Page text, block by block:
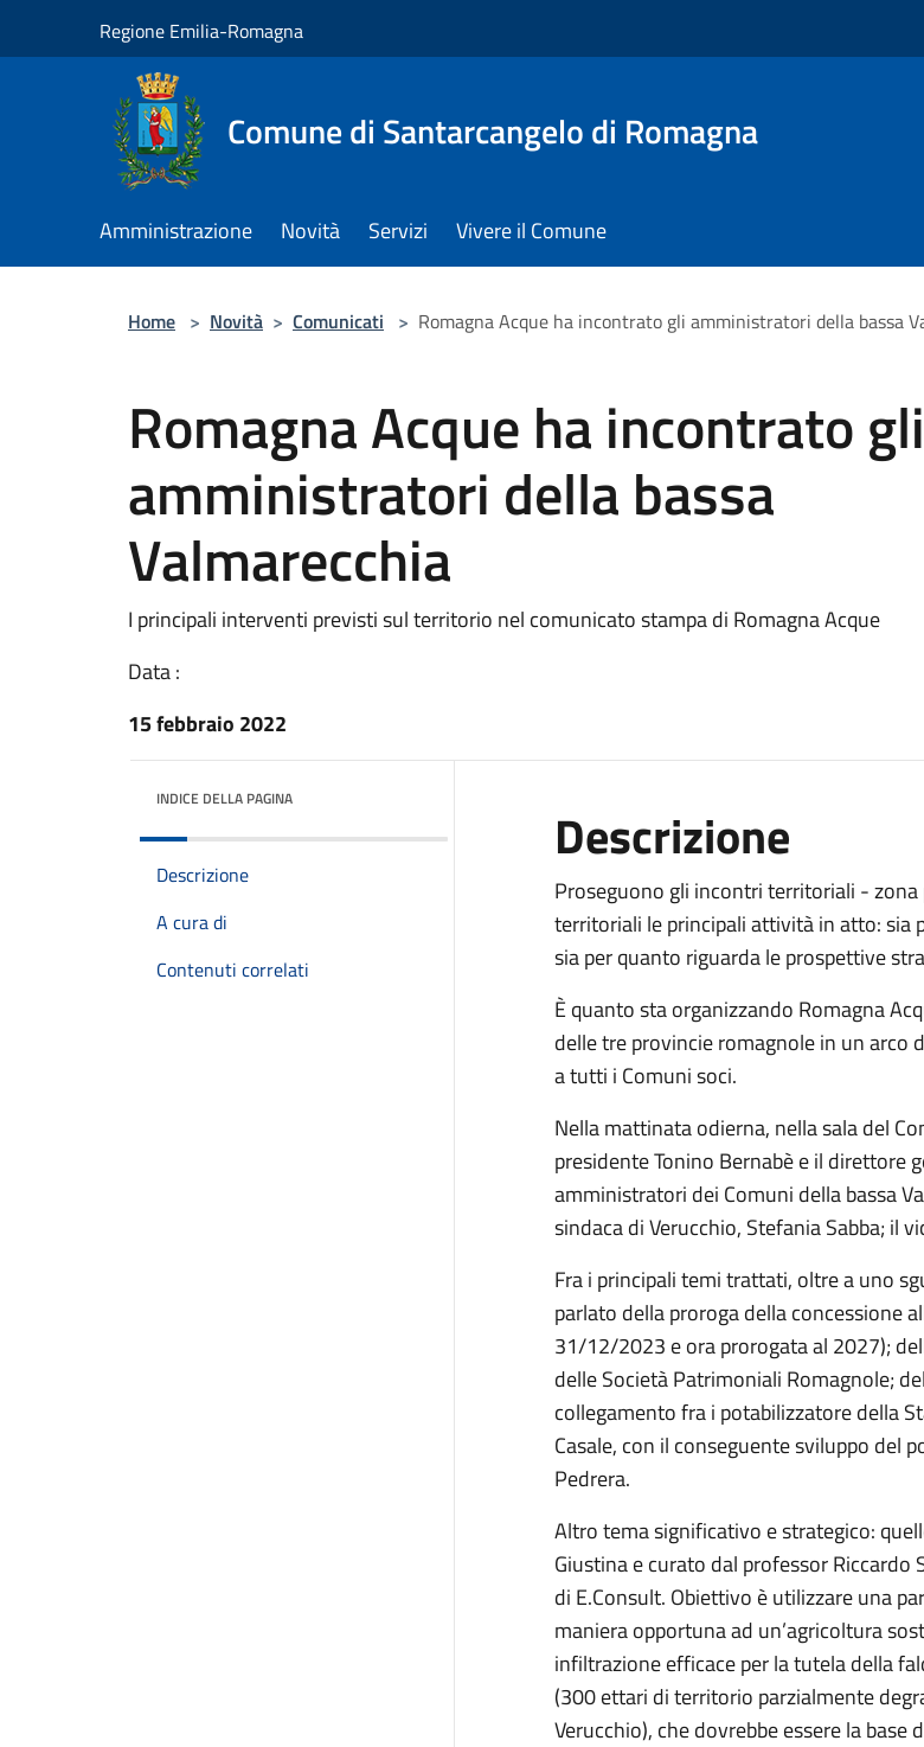
Regione Emilia-Romagna
Comune di Santarcangelo di Romagna
Amministrazione Novità Servizi Vivere il Comune
Home > Novità > Comunicati > Romagna Acque ha incontrato gli amministratori della bassa
Romagna Acque ha incontrato gli
amministratori della bassa
Valmarecchia
I principali interventi previsti sul territorio nel comunicato stampa di Romagna Acque
Data :
15 febbraio 2022
INDICE DELLA PAGINA
Descrizione
A cura di
Contenuti correlati
Descrizione
Proseguono gli incontri territoriali -
territoriali le principali attività in atto: sia
sia per quanto riguarda le prospettive
È quanto sta organizzando Romagna
delle tre provincie romagnole in un
a tutti i Comuni soci.
Nella mattinata odierna, nella sala del
presidente Tonino Bernabè e il direttore
amministratori dei Comuni della bassa
sindaca di Verucchio, Stefania Sabba; il
Fra i principali temi trattati, oltre a uno
parlato della proroga della concessione
31/12/2023 e ora prorogata al 2027);
delle Società Patrimoniali Romagnole;
collegamento fra i potabilizzatore della
Casale, con il conseguente sviluppo del
Pedrera.
Altro tema significativo e strategico:
Giustina e curato dal professor Riccardo
di E.Consult. Obiettivo è utilizzare una
maniera opportuna ad un’agricoltura
infiltrazione efficace per la tutela della
(300 ettari di territorio parzialmente
Verucchio), che dovrebbe essere la base